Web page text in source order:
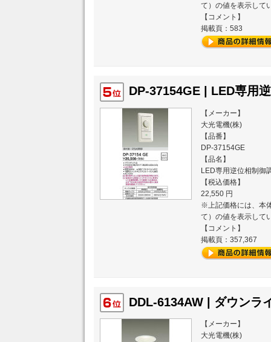
て）の値を表示して
【コメント】
掲載頁：583
DP-37154GE | LED専用
【メーカー】
大光電機(株)
【品番】
DP-37154GE
【品名】
LED専用逆位相制御
【税込価格】
22,550 円
※上記価格には、本
て）の値を表示して
【コメント】
掲載頁：357,367
DDL-6134AW | ダウンラ
【メーカー】
大光電機(株)